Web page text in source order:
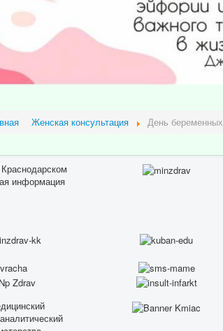
Женская консультация День беременных